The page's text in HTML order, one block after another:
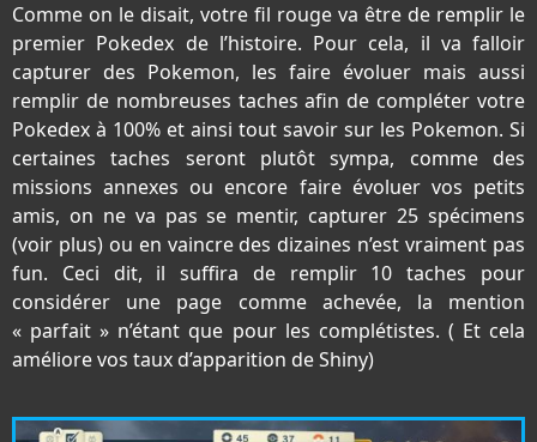
Comme on le disait, votre fil rouge va être de remplir le
premier Pokedex de l’histoire. Pour cela, il va falloir
capturer des Pokemon, les faire évoluer mais aussi
remplir de nombreuses taches afin de compléter votre
Pokedex à 100% et ainsi tout savoir sur les Pokemon. Si
certaines taches seront plutôt sympa, comme des
missions annexes ou encore faire évoluer vos petits
amis, on ne va pas se mentir, capturer 25 spécimens
(voir plus) ou en vaincre des dizaines n’est vraiment pas
fun. Ceci dit, il suffira de remplir 10 taches pour
considérer une page comme achevée, la mention
« parfait » n’étant que pour les complétistes. ( Et cela
améliore vos taux d’apparition de Shiny)